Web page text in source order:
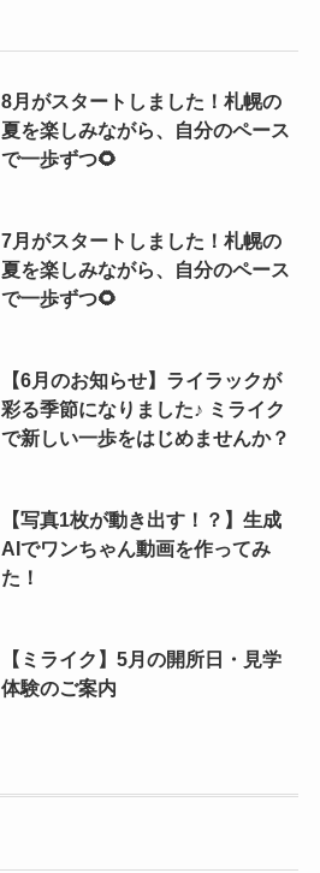
8月がスタートしました！札幌の
夏を楽しみながら、自分のペース
で一歩ずつ🌻
7月がスタートしました！札幌の
夏を楽しみながら、自分のペース
で一歩ずつ🌻
【6月のお知らせ】ライラックが
彩る季節になりました♪ ミライク
で新しい一歩をはじめませんか？
【写真1枚が動き出す！？】生成
AIでワンちゃん動画を作ってみ
た！
【ミライク】5月の開所日・見学
体験のご案内